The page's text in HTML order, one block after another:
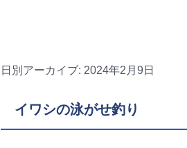
日別アーカイブ: 2024年2月9日
イワシの泳がせ釣り